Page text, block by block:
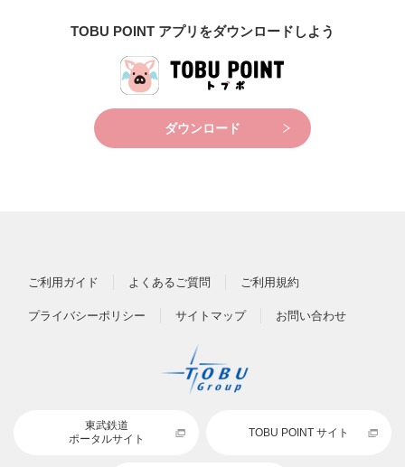
TOBU POINT アプリをダウンロードしよう
ダウンロード
ご利用ガイド よくあるご質問 ご利用規約
プライバシーポリシー サイトマップ お問い合わせ
東武鉄道
ポータルサイト
TOBU POINT サイト